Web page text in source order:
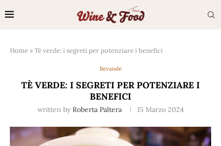
Home »Tè verde: i segreti per potenziare i benefici
Bevande
TÈ VERDE: I SEGRETI PER POTENZIARE I
BENEFICI
written by Roberta Paltera 15 Marzo 2024